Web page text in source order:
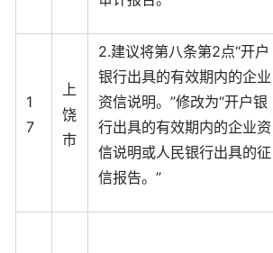
1
7
上
饶
市
2.建议将第八条第2点“开户
银行出具的有效期内的企业
资信说明。”修改为“开户银
行出具的有效期内的企业资
信说明或人民银行出具的征
信报告。”